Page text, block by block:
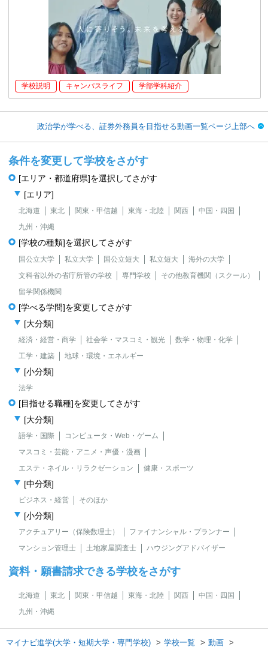
学校説明 キャンパスライフ 学部学科紹介
政治学が学べる、証券外務員を目指せる動画一覧ページ上部へ
条件を変更して学校をさがす
[エリア・都道府県]を選択してさがす
[エリア]
北海道 東北 関東・甲信越 東海・北陸 関西
中国・四国
九州・沖縄
[学校の種類]を選択してさがす
国公立大学 私立大学 国公立短大 私立短大
海外の大学
文科省以外の省庁所管の学校
専門学校
その他教育機関（スクール）
留学関係機関
[学べる学問]を変更してさがす
[大分類]
経済・経営・商学 社会学・マスコミ・観光
数学・物理・化学
工学・建築
地球・環境・エネルギー
[小分類]
法学
[目指せる職種]を変更してさがす
[大分類]
語学・国際
コンピュータ・Web・ゲーム
マスコミ・芸能・アニメ・声優・漫画
エステ・ネイル・リラクゼーション
健康・スポーツ
[中分類]
ビジネス・経営 そのほか
[小分類]
アクチュアリー（保険数理士）
ファイナンシャル・プランナー
マンション管理士
土地家屋調査士 ハウジングアドバイザー
資料・願書請求できる学校をさがす
北海道 東北 関東・甲信越 東海・北陸 関西
中国・四国
九州・沖縄
マイナビ進学(大学・短期大学・専門学校) 学校一覧 動画